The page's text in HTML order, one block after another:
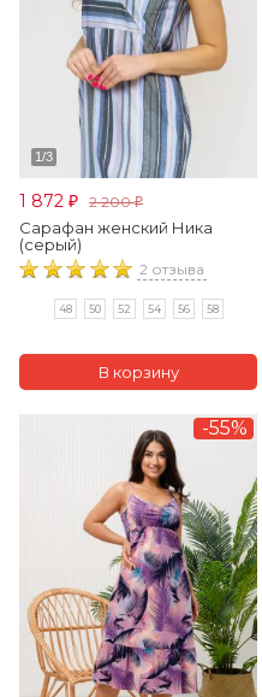
1 872 ₽ 2 200₽
Сарафан женский Ника
(серый)
2 отзыва
48 50 52 54 56 58
-55%